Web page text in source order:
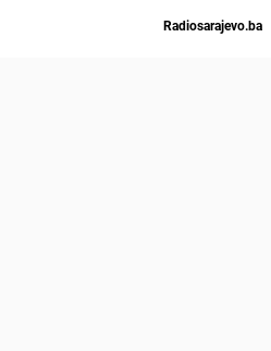
Radiosarajevo.ba